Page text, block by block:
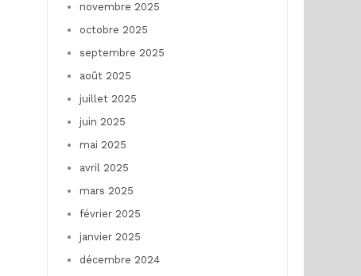
novembre 2025
octobre 2025
septembre 2025
août 2025
juillet 2025
juin 2025
mai 2025
avril 2025
mars 2025
février 2025
janvier 2025
décembre 2024